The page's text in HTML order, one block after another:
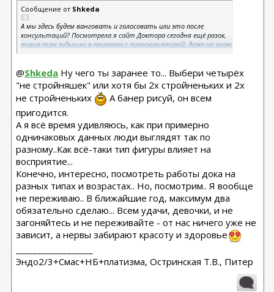
Сообщение от Shkeda
А мы здесь будем ванговать и голосовать или это после
консультаций? Посмотрела я сайт Доктора сегодня ещё разок,
такие там худышки в примерах с липоскульптурой, даже не знаю
расстраиваться
Выбрала четверку стройняшек, одна из
которых,кмк, пройдет по красной дорожке. А я пойду рисовать
красной на белой стене большой баннер "Надо меньше жрать"
@Shkeda Ну чего ты заранее то... Выбери четырёх
"не стройняшек" или хотя бы 2х стройненьких и 2х
не стройненьких
А банер рисуй, он всем
пригодится.
А я всё время удивляюсь, как при примерно
однинаковых данных люди выглядят так по
разному..Как всё-таки тип фигуры влияет на
восприятие...
Конечно, интересно, посмотреть работы дока на
разных типах и возрастах.. Но, посмотрим.. Я вообще
не переживаю.. В ближайшие год, максимум два
обязательно сделаю... Всем удачи, девочки, и не
загоняйтесь и не переживайте - от нас ничего уже не
зависит, а нервы забирают красоту и здоровье
Эндо2/3+Смас+НБ+платизма, Остринская Т.В., Питер